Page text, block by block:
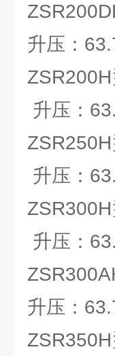
升压：
升压：
升压：
升压：
升压：